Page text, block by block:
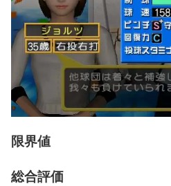
限界値
総合評価